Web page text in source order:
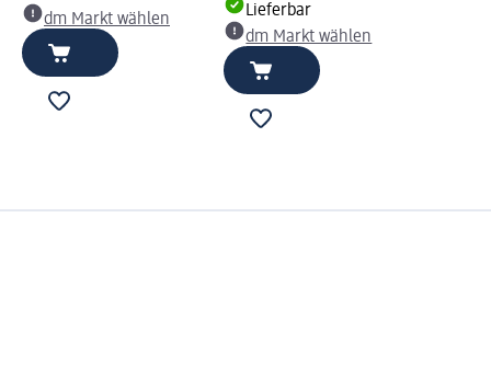
dm Markt wählen
Lieferbar
dm Markt wählen